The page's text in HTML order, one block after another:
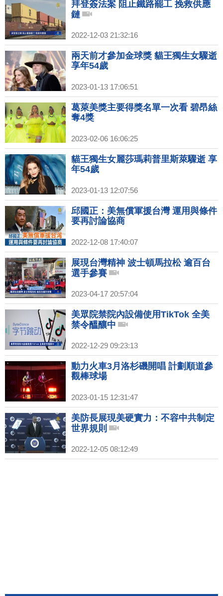
拜登簽法案 阻止鐵路罷工 挽救供應
鏈
2022-12-03 21:32:16
兩天前才參加金球獎 貓王獨生女驟逝
享年54歲
2023-01-13 17:06:51
葛萊美獎主要得獎名單一次看 碧昂絲
奪4獎
2023-02-06 16:06:25
貓王獨生女麗莎瑪莉普里斯萊驟逝 享
年54歲
2023-01-13 12:07:56
邱國正：美無償軍援台灣 運用與條件
要再討論協商
2022-12-08 17:40:07
展現台灣精神 波士頓馬拉松 逾百台
選手參賽
2023-04-17 20:57:04
美眾院禁院內設備使用TikTok 全美
禁令醞釀中
2022-12-29 09:23:13
動力火車3月洛杉磯開唱 計劃順道參
觀棒球場
2023-01-15 12:31:47
美防長展現美硬實力：不容中共制定
世界規則
2022-12-05 08:12:49